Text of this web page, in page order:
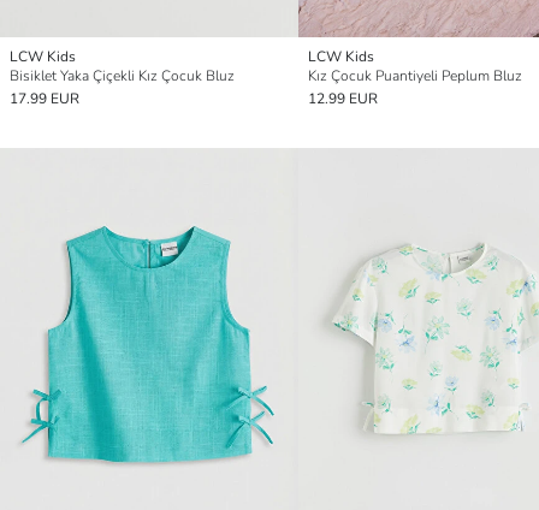
LCW Kids
Bisiklet Yaka Çiçekli Kız Çocuk Bluz
17.99 EUR
LCW Kids
Kız Çocuk Puantiyeli Peplum Bluz
12.99 EUR